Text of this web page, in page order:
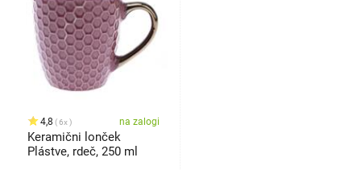
4,8 6x na zalogi
Keramični lonček
Plástve, rdeč, 250 ml